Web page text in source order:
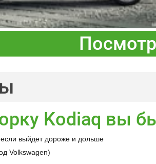
Kodiaq вы
выйдет дороже и дольше
Volkswagen)